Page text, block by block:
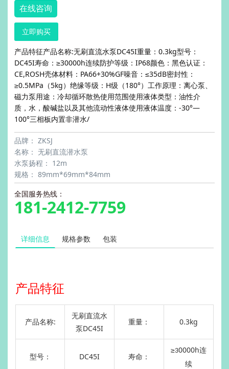
在线咨询
立即购买
产品特征产品名称:无刷直流水泵DC45I重量：0.3kg型号：
DC45I寿命：≥30000h连续防护等级：IP68颜色：黑色认证：
CE,ROSH壳体材料：PA66+30%GF噪音：≤35dB密封性：
≥0.5MPa（5kg）绝缘等级：H级（180°）工作原理：离心泵、
磁力泵用途：冷却循环散热使用范围使用液体类型：油性介
质，水，酸碱盐以及其他流动性液体使用液体温度：-30°—
100°三相板内置非潜水/
品牌： ZKSJ
名称： 无刷直流潜水泵
水泵扬程： 12m
规格： 89mm*69mm*84mm
全国服务热线：
181-2412-7759
详细信息 规格参数 包装
产品特征
产品名称:
无刷直流水
泵DC45I
重量： 0.3kg
型号： DC45I 寿命：
≥30000h连
续